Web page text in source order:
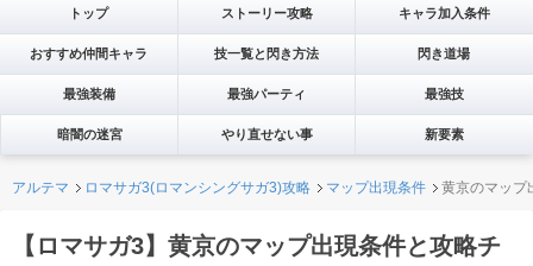
トップ ストーリー攻略 キャラ加入条件
おすすめ仲間キャラ 技一覧と閃き方法 閃き道場
最強装備 最強パーティ 最強技
暗闇の迷宮 やり直せない事 新要素
アルテマ ロマサガ3(ロマンシングサガ3)攻略 マップ出現条件 黄京のマップ
【ロマサガ3】黄京のマップ出現条件と攻略チ